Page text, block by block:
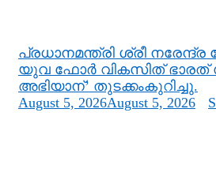
പ്രധാനമന്ത്രി ശ്രീ
യുവ ഫോർ വികസിത് ഭാരത്
അഭിയാന്’ തുടക്കംകുറിച്ചു.
August 5, 2026August 5, 2026